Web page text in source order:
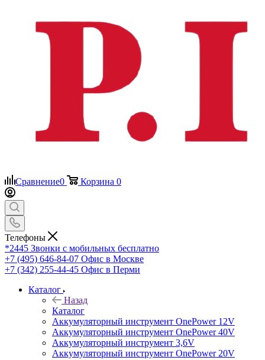
Сравнение0 Корзина 0
Телефоны
*2445 Звонки с мобильных бесплатно
+7 (495) 646-84-07 Офис в Москве
+7 (342) 255-44-45 Офис в Перми
Каталог
Назад
Каталог
Аккумуляторный инструмент OnePower 12V
Аккумуляторный инструмент OnePower 40V
Аккумуляторный инструмент 3,6V
Аккумуляторный инструмент OnePower 20V